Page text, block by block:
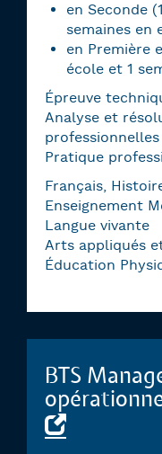
en Seconde
semaines en
en Première
école et 1
Épreuve
Analyse et
professionnelles
Pratique
Français,
Enseignement
Langue vivante
Arts appliqués
Éducation
BTS